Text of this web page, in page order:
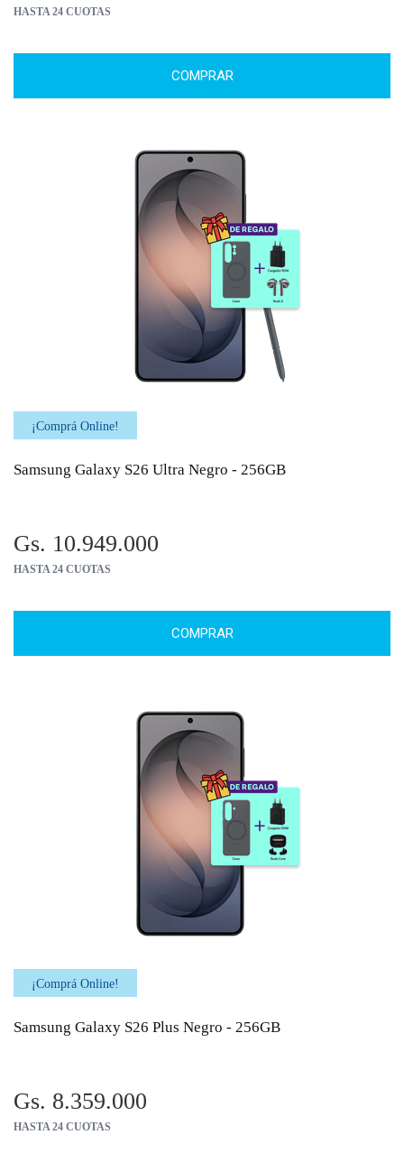
HASTA 24 CUOTAS
COMPRAR
¡Comprá Online!
Samsung Galaxy S26 Ultra Negro - 256GB
Gs. 10.949.000
HASTA 24 CUOTAS
COMPRAR
¡Comprá Online!
Samsung Galaxy S26 Plus Negro - 256GB
Gs. 8.359.000
HASTA 24 CUOTAS